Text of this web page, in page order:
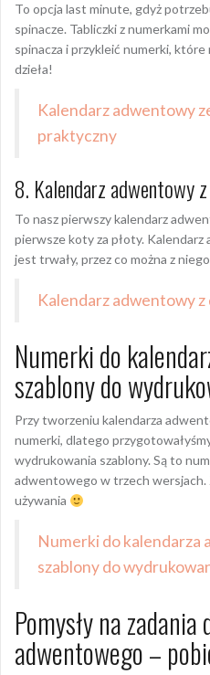
To opcja last minute, gdyż
spinacze. Tabliczki z numerkami
spinacza i przykleić numerki, które
dzieła!
Kalendarz adwentowy
praktyczny
8. Kalendarz adwentowy
To nasz pierwszy kalendarz
pierwsze koty za płoty.
jest trwały, przez co można z
Kalendarz adwentowy z
Numerki do
szablony do
Przy tworzeniu kalendarza
numerki, dlatego
wydrukowania szablony. Są to
adwentowego w trzech wersjach.
używania
Numerki do kalendarza
szablony do
Pomysły na
adwentowego –